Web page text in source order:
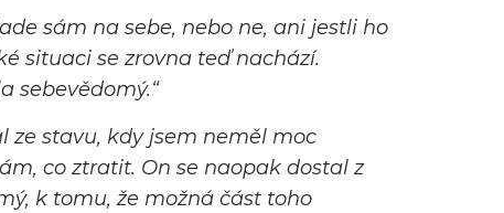
sám na sebe, nebo ne, ani jestli ho
situaci se zrovna teď nachází.
sebevědomý.“
ze stavu, kdy jsem neměl moc
co ztratit. On se naopak dostal z
k tomu, že možná část toho